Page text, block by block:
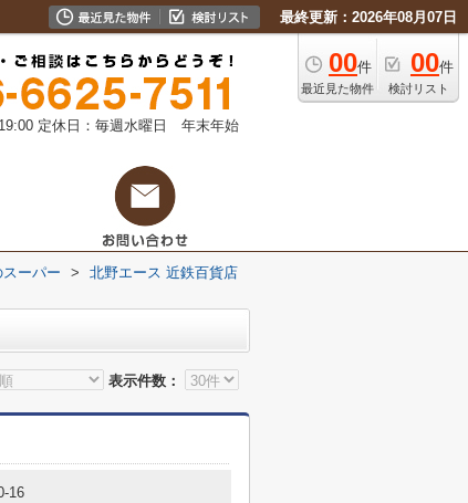
最終更新：2026年08月07日
00件
最近見た物件
00件
検討リスト
定休日：毎週水曜日 年末年始
ーパー >
北野エース 近鉄百貨店
表示件数：
16